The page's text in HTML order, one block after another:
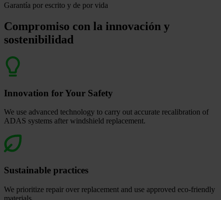
Garantía por escrito y de por vida
Compromiso con la innovación y
sostenibilidad
Innovation for Your Safety
We use advanced technology to carry out accurate recalibration of
ADAS systems after windshield replacement.
Sustainable practices
We prioritize repair over replacement and use approved eco‑friendly
materials.